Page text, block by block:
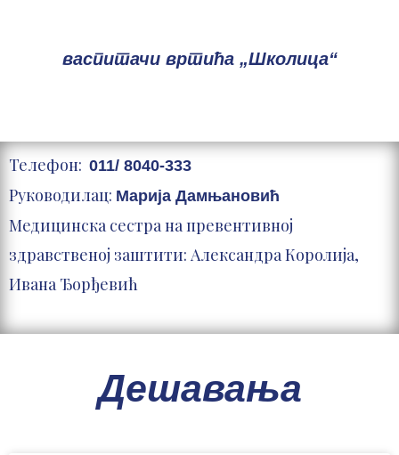
васпитачи вртића „Школица“
Телефон: 011/ 8040-333
Руководилац: Марија Дамњановић
Медицинска сестра на превентивној
здравственој заштити: Александра Королија,
Ивана Ђорђевић
Дешавања